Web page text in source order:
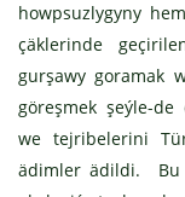
howpsuzlygyny
çäklerinde
gurşawy goramak
göreşmek şeýle-
we tejribelerini
ädimler ädildi. Bu